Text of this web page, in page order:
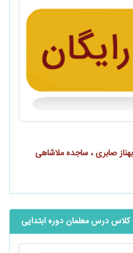
صابری ، ساجده ملاشاهی
درس معلمان دوره ابتدایی